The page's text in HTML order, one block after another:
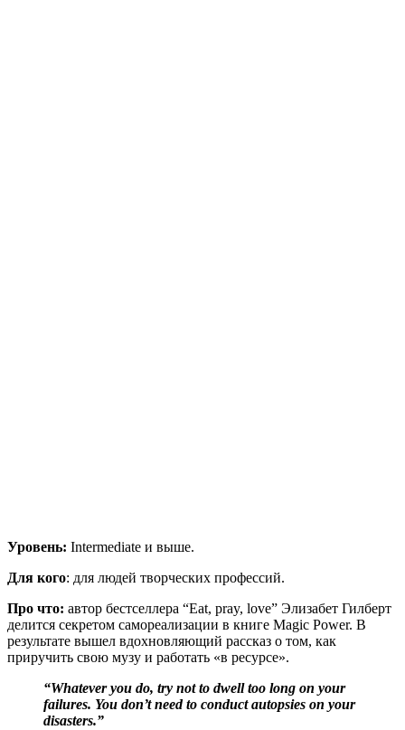
Уровень: Intermediate и выше.
Для кого: для людей творческих профессий.
Про что: автор бестселлера “Eat, pray, love” Элизабет Гилберт
делится секретом самореализации в книге Magic Power. В
результате вышел вдохновляющий рассказ о том, как
приручить свою музу и работать «в ресурсе».
“Whatever you do, try not to dwell too long on your
failures. You don’t need to conduct autopsies on your
disasters.”